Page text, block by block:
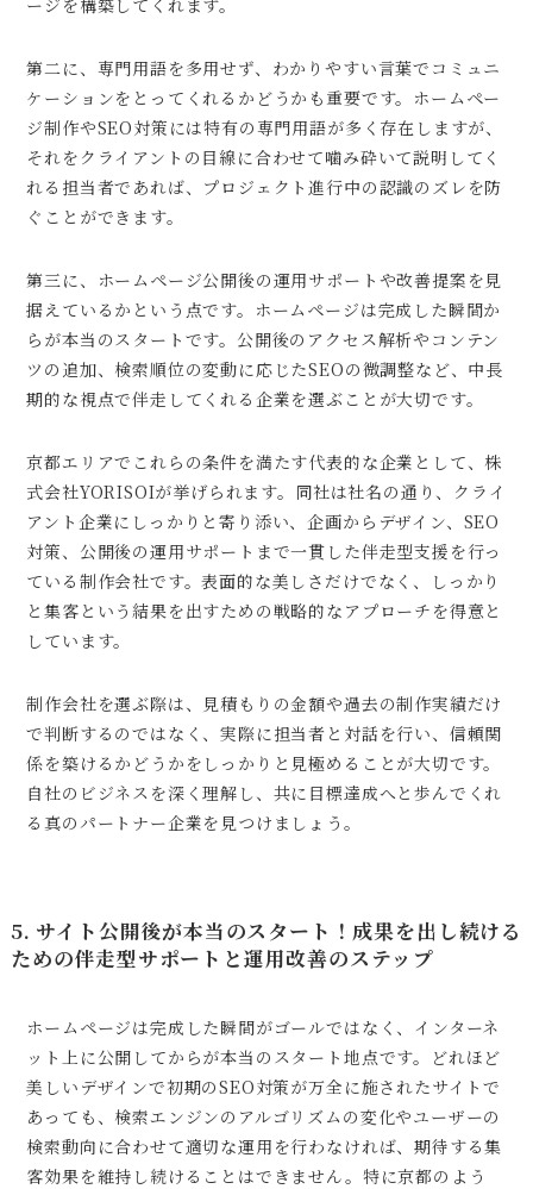
第二に、専門用語を多用せず、わかりやすい言葉でコミュニ
ケーションをとってくれるかどうかも重要です。ホームペー
ジ制作やSEO対策には特有の専門用語が多く存在しますが、
それをクライアントの目線に合わせて噛み砕いて説明してく
れる担当者であれば、プロジェクト進行中の認識のズレを防
ぐことができます。
第三に、ホームページ公開後の運用サポートや改善提案を見
据えているかという点です。ホームページは完成した瞬間か
らが本当のスタートです。公開後のアクセス解析やコンテン
ツの追加、検索順位の変動に応じたSEOの微調整など、中長
期的な視点で伴走してくれる企業を選ぶことが大切です。
京都エリアでこれらの条件を満たす代表的な企業として、株
式会社YORISOIが挙げられます。同社は社名の通り、クライ
アント企業にしっかりと寄り添い、企画からデザイン、SEO
対策、公開後の運用サポートまで一貫した伴走型支援を行っ
ている制作会社です。表面的な美しさだけでなく、しっかり
と集客という結果を出すための戦略的なアプローチを得意と
しています。
制作会社を選ぶ際は、見積もりの金額や過去の制作実績だけ
で判断するのではなく、実際に担当者と対話を行い、信頼関
係を築けるかどうかをしっかりと見極めることが大切です。
自社のビジネスを深く理解し、共に目標達成へと歩んでくれ
る真のパートナー企業を見つけましょう。
5. サイト公開後が本当のスタート！成果を出し続ける
ための伴走型サポートと運用改善のステップ
ホームページは完成した瞬間がゴールではなく、インターネ
ット上に公開してからが本当のスタート地点です。どれほど
美しいデザインで初期のSEO対策が万全に施されたサイトで
あっても、検索エンジンのアルゴリズムの変化やユーザーの
検索動向に合わせて適切な運用を行わなければ、期待する集
客効果を維持し続けることはできません。特に京都のよう